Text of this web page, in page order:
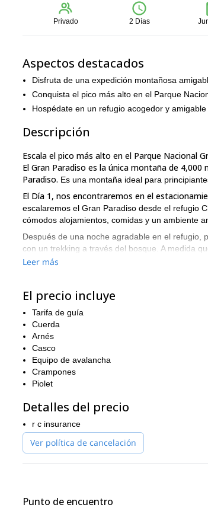
Privado 2 Días
Aspectos destacados
Disfruta de una expedición montañosa
Conquista el pico más alto en el Parque
Hospédate en un refugio acogedor y amigable
Descripción
Escala el pico más alto en el Parque Nacional
El Gran Paradiso es la única montaña de
Paradiso. Es una montaña ideal para
El Día 1, nos encontraremos en el
escalaremos el Gran Paradiso desde el refugio
cómodos alojamientos, comidas y un ambiente
Después de una noche agradable en el refugio,
con un trekking a través del bosque. A medida
medida que empezamos a ver los glaciares que
en la cima del mundo, con vistas impresionantes
En el descenso, tomaremos una ruta diferente
reflexionaremos sobre nuestra escalada y
El Gran Paradiso es una montaña relativamente
montañismo, estaré contigo en cada paso del
Reserva tu lugar ahora contactándome,
Leer más
El precio incluye
Tarifa de guía
Cuerda
Arnés
Casco
Equipo de avalancha
Crampones
Piolet
Detalles del precio
r c insurance
Ver política de cancelación
Punto de encuentro